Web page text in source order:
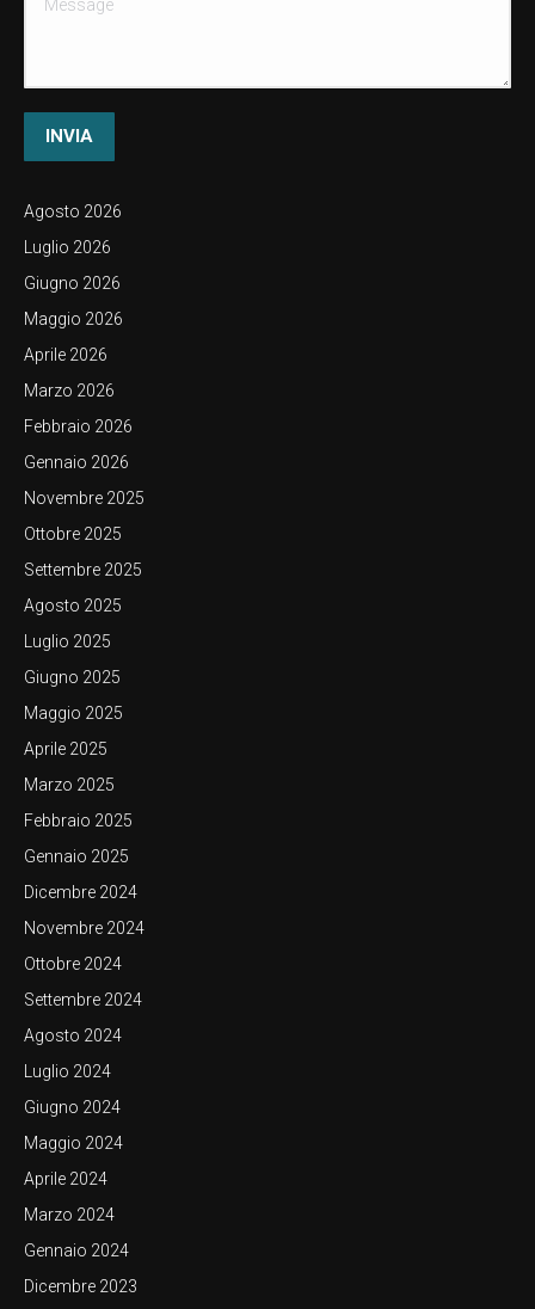
INVIA
Agosto 2026
Luglio 2026
Giugno 2026
Maggio 2026
Aprile 2026
Marzo 2026
Febbraio 2026
Gennaio 2026
Novembre 2025
Ottobre 2025
Settembre 2025
Agosto 2025
Luglio 2025
Giugno 2025
Maggio 2025
Aprile 2025
Marzo 2025
Febbraio 2025
Gennaio 2025
Dicembre 2024
Novembre 2024
Ottobre 2024
Settembre 2024
Agosto 2024
Luglio 2024
Giugno 2024
Maggio 2024
Aprile 2024
Marzo 2024
Gennaio 2024
Dicembre 2023